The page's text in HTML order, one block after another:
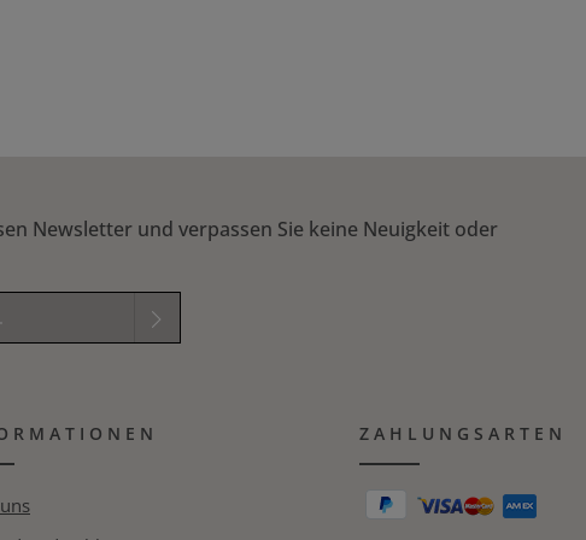
Newsletter und verpassen Sie keine Neuigkeit oder
AGB gelesen und
*
Gleichung in das nachfolgende Textfeld ein. *ZAHLUNGSARTEN